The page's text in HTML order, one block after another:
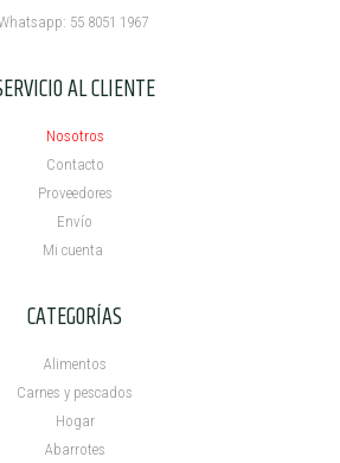
55 8051 1967
AL CLIENTE
Nosotros
Contacto
Proveedores
Envío
Mi cuenta ​
CATEGORÍAS
Alimentos
Carnes y pescados
Hogar
Abarrotes